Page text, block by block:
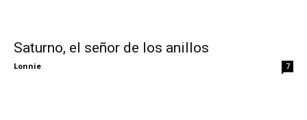
Saturno, el señor de los anillos
Lonnie 7